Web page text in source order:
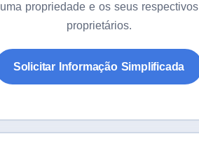
uma propriedade e os seus respectivos
proprietários.
Solicitar Informação Simplificada